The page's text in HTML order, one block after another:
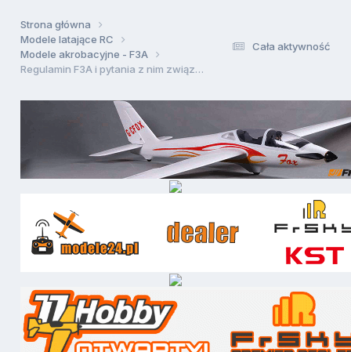
Cała aktywność
Strona główna
Modele latające RC
Modele akrobacyjne - F3A
Regulamin F3A i pytania z nim związane